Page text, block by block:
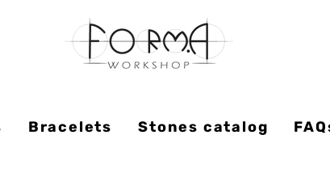
Bracelets Stones catalog